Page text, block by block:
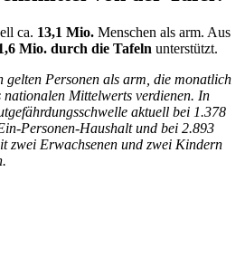
ca. 13,1 Mio. Menschen als arm. Aus
Mio. durch die Tafeln unterstützt.
Personen als arm, die monatlich
nationalen Mittelwerts verdienen. In
aktuell bei 1.378
Personen-Haushalt und bei 2.893
zwei Erwachsenen und zwei Kindern